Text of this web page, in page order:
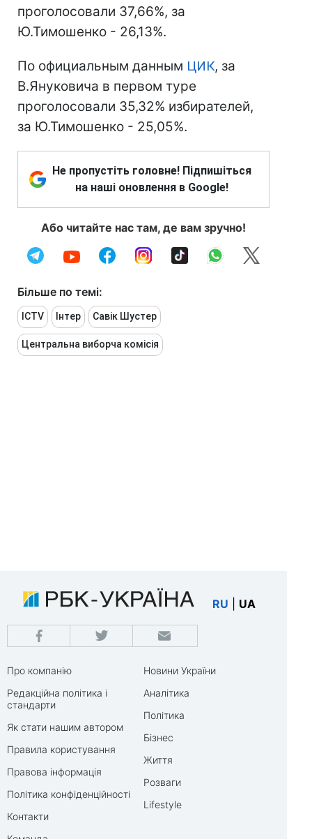
проголосовали 37,66%, за
Ю.Тимошенко - 26,13%.
По официальным данным ЦИК, за
В.Януковича в первом туре
проголосовали 35,32% избирателей,
за Ю.Тимошенко - 25,05%.
Не пропустіть головне! Підпишіться
на наші оновлення в Google!
Або читайте нас там, де вам зручно!
Більше по темі:
ICTV Інтер Савік Шустер
Центральна виборча комісія
RU UA
Про компанію
Редакційна політика і
стандарти
Як стати нашим автором
Правила користування
Правова інформація
Політика конфіденційності
Контакти
Новини України
Аналітика
Політика
Бізнес
Життя
Розваги
Lifestyle